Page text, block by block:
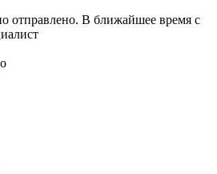
отправлено. В ближайшее время с